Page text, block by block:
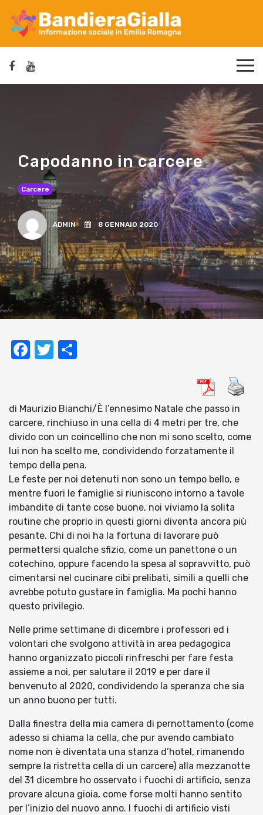
Capodanno in carcere
Carcere
ADMIN 8 GENNAIO 2020
Facebook
Twitter
di Maurizio Bianchi/È l’ennesimo Natale che passo in
carcere, rinchiuso in una cella di 4 metri per tre, che
divido con un coincellino che non mi sono scelto, come
lui non ha scelto me, condividendo forzatamente il
tempo della pena.
Le feste per noi detenuti non sono un tempo bello, e
mentre fuori le famiglie si riuniscono intorno a tavole
imbandite di tante cose buone, noi viviamo la solita
routine che proprio in questi giorni diventa ancora più
pesante. Chi di noi ha la fortuna di lavorare può
permettersi qualche sfizio, come un panettone o un
cotechino, oppure facendo la spesa al sopravvitto, può
cimentarsi nel cucinare cibi prelibati, simili a quelli che
avrebbe potuto gustare in famiglia. Ma pochi hanno
questo privilegio.
Nelle prime settimane di dicembre i professori ed i
volontari che svolgono attività in area pedagogica
hanno organizzato piccoli rinfreschi per fare festa
assieme a noi, per salutare il 2019 e per dare il
benvenuto al 2020, condividendo la speranza che sia
un anno buono per tutti.
Dalla finestra della mia camera di pernottamento (come
adesso si chiama la cella, che pur avendo cambiato
nome non è diventata una stanza d’hotel, rimanendo
sempre la ristretta cella di un carcere) alla mezzanotte
del 31 dicembre ho osservato i fuochi di artificio, senza
provare alcuna gioia, come forse molti hanno sentito
per l’inizio del nuovo anno. I fuochi di artificio visti